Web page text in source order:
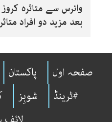
وائرس سے متاثرہ
بعد مزید دو افراد متاثر، 150 تاحال
صفحہ اول پاکستان
#ٹرینڈ
شوبِز